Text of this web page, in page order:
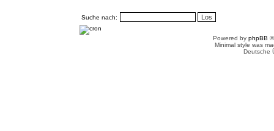
Suche nach:
Powered by phpBB
Minimal style was
Deutsche